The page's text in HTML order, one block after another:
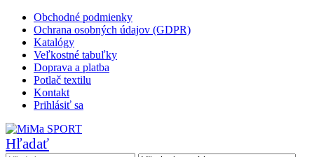
Obchodné podmienky
Ochrana osobných údajov (GDPR)
Katalógy
Veľkostné tabuľky
Doprava a platba
Potlač textilu
Kontakt
Prihlásiť sa
Hľadať